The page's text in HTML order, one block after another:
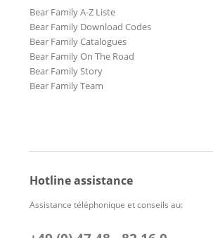
Bear Family A-Z Liste
Bear Family Download Codes
Bear Family Catalogues
Bear Family On The Road
Bear Family Story
Bear Family Team
Hotline assistance
Assistance téléphonique et conseils au: